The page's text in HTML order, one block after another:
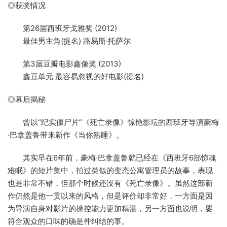
◎获奖情况
第26届西班牙戈雅奖 (2012)
最佳男主角(提名) 路易斯·托萨尔
第3届豆瓣电影鑫像奖 (2013)
鑫豆单元 最容易忽视的好电影(提名)
◎幕后揭秘
曾以“纪实僵尸片”《死亡录像》惊艳影坛的西班牙导演豪梅
·巴拿盖鲁带来新作《当你熟睡》。
其实早在6年前，豪梅·巴拿盖鲁就已经在《西班牙6部惊魂
难眠》的短片集中，拍过类似的变态公寓管理员的故事，表现
也是非常不错，但那个时候还没有《死亡录像》。虽然这部新
作仍然是他一贯以来的风格，但是评价却非常好，一方面是因
为导演自身对影片的操控能力更加精湛，另一方面也说明，要
符合观众的口味的确是件纠结的事。